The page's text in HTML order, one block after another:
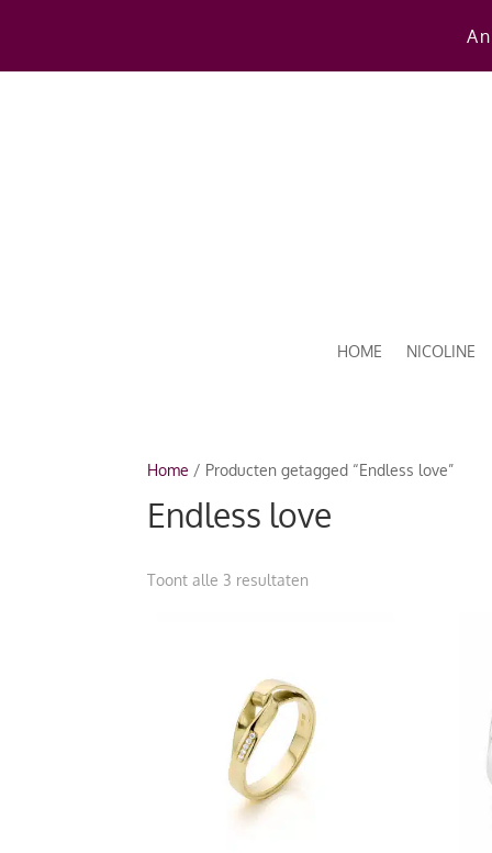
HOME NICOLINE
Home / Producten getagged “Endless love”
Endless love
Toont alle 3 resultaten
laag